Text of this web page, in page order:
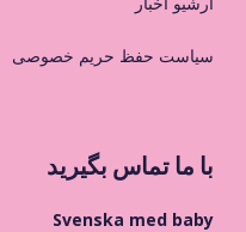
سیاست حفظ حریم خصوصی
با ما تماس بگیرید
Svenska med baby